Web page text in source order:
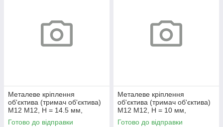
Металеве кріплення
об'єктива (тримач об'єктива)
M12 M12, H = 14.5 мм,
кріплення 20 мм
Готово до відправки
Металеве кріплення
об'єктива (тримач об'єктива)
M12 M12, H = 10 мм,
кріплення 20 мм
Готово до відправки